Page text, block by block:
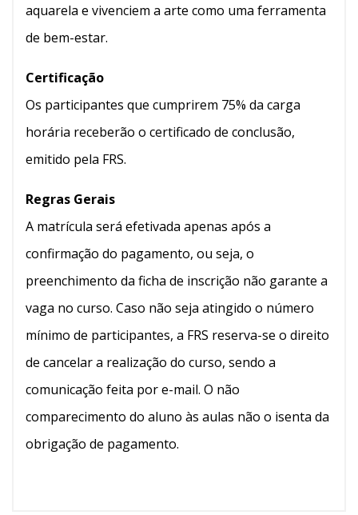
aquarela e vivenciem a arte como uma ferramenta
de bem-estar.
Certificação
Os participantes que cumprirem 75% da carga
horária receberão o certificado de conclusão,
emitido pela FRS.
Regras Gerais
A matrícula será efetivada apenas após a
confirmação do pagamento, ou seja, o
preenchimento da ficha de inscrição não garante a
vaga no curso. Caso não seja atingido o número
mínimo de participantes, a FRS reserva-se o direito
de cancelar a realização do curso, sendo a
comunicação feita por e-mail. O não
comparecimento do aluno às aulas não o isenta da
obrigação de pagamento.